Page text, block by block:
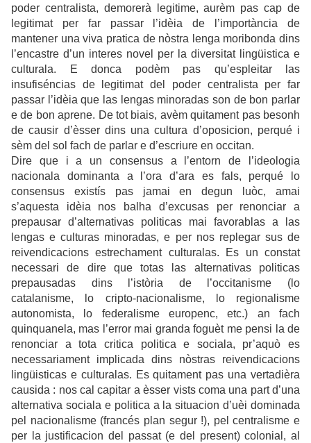
poder centralista, demorerà legitime, aurèm pas cap de
legitimat per far passar l’idèia de l’importància de
mantener una viva pratica de nòstra lenga moribonda dins
l’encastre d’un interes novel per la diversitat lingüistica e
culturala. E donca podèm pas qu’espleitar las
insufiséncias de legitimat del poder centralista per far
passar l’idèia que las lengas minoradas son de bon parlar
e de bon aprene. De tot biais, avèm quitament pas besonh
de causir d’èsser dins una cultura d’oposicion, perqué i
sèm del sol fach de parlar e d’escriure en occitan.
Dire que i a un consensus a l’entorn de l’ideologia
nacionala dominanta a l’ora d’ara es fals, perqué lo
consensus existís pas jamai en degun luòc, amai
s’aquesta idèia nos balha d’excusas per renonciar a
prepausar d’alternativas politicas mai favorablas a las
lengas e culturas minoradas, e per nos replegar sus de
reivendicacions estrechament culturalas. Es un constat
necessari de dire que totas las alternativas politicas
prepausadas dins l’istòria de l’occitanisme (lo
catalanisme, lo cripto-nacionalisme, lo regionalisme
autonomista, lo federalisme europenc, etc.) an fach
quinquanela, mas l’error mai granda foguèt me pensi la de
renonciar a tota critica politica e sociala, pr’aquò es
necessariament implicada dins nòstras reivendicacions
lingüisticas e culturalas. Es quitament pas una vertadièra
causida : nos cal capitar a èsser vists coma una part d’una
alternativa sociala e politica a la situacion d’uèi dominada
pel nacionalisme (francés plan segur !), pel centralisme e
per la justificacion del passat (e del present) colonial, al